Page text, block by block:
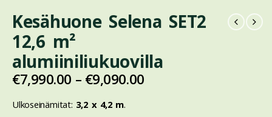
Kesähuone Selena SET2
12,6 m²
alumiiniliukuovilla
€7,990.00 – €9,090.00
Ulkoseinämitat: 3,2 x 4,2 m.